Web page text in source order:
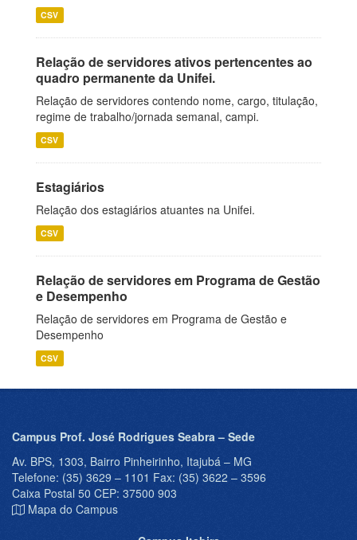
CSV
Relação de servidores ativos pertencentes ao
quadro permanente da Unifei.
Relação de servidores contendo nome, cargo, titulação,
regime de trabalho/jornada semanal, campi.
CSV
Estagiários
Relação dos estagiários atuantes na Unifei.
CSV
Relação de servidores em Programa de Gestão
e Desempenho
Relação de servidores em Programa de Gestão e
Desempenho
CSV
Campus Prof. José Rodrigues Seabra – Sede
Av. BPS, 1303, Bairro Pinheirinho, Itajubá – MG
Telefone: (35) 3629 – 1101 Fax: (35) 3622 – 3596
Caixa Postal 50 CEP: 37500 903
Mapa do Campus